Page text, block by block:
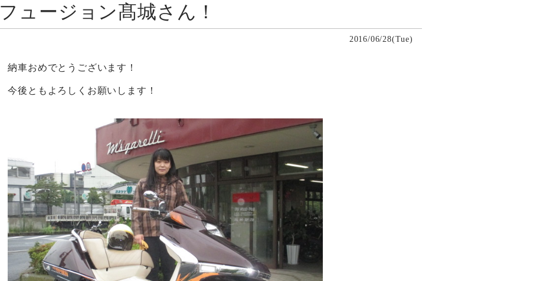
フュージョン髙城さん！
2016/06/28(Tue)
納車おめでとうございます！
今後ともよろしくお願いします！